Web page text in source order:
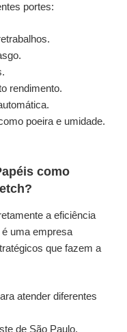
portes:
rendimento.
poeira e umidade.
como
a eficiência
é uma empresa
que fazem a
atender diferentes
de São Paulo.